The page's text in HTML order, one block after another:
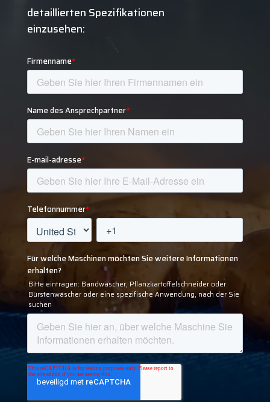
detaillierten Spezifikationen
einzusehen: